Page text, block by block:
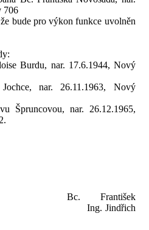
706
bude pro výkon funkce uvolněn
Burdu, nar. 17.6.1944, Nový
nar. 26.11.1963, Nový
Špruncovou, nar. 26.12.1965,
Bc. František
Ing. Jindřich